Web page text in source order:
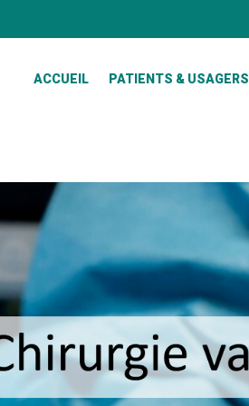
ACCUEIL PATIENTS & USAGERS